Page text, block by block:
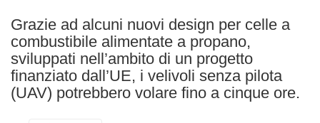
Grazie ad alcuni nuovi design per celle a
combustibile alimentate a propano,
sviluppati nell’ambito di un progetto
finanziato dall’UE, i velivoli senza pilota
(UAV) potrebbero volare fino a cinque ore.